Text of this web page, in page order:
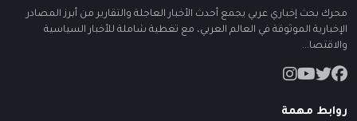
محرك بحث إخباري عربي يجمع أحدث الأخبار العاجلة والتقارير من أبرز المصادر
الإخبارية الموثوقة في العالم العربي، مع تغطية شاملة للأخبار السياسية
والاقتصا...
روابط مهمة